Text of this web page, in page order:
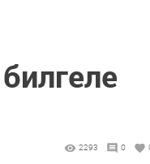
2293 0